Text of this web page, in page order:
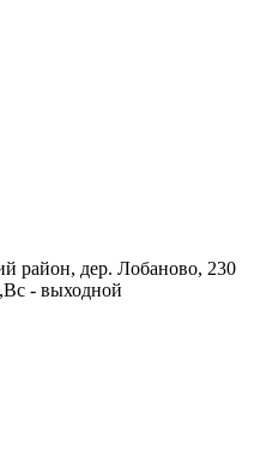
район, дер. Лобаново, 230
- выходной